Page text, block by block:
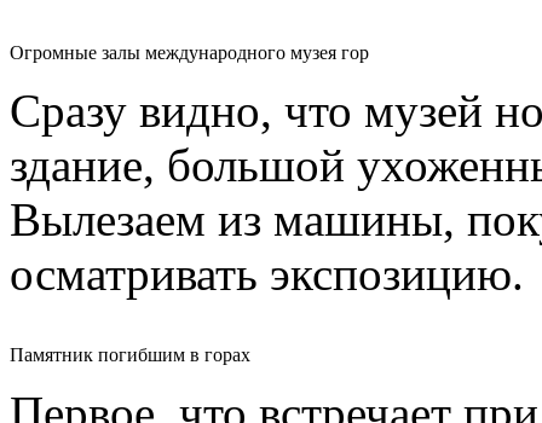
Огромные залы международного музея гор
Сразу видно, что музей
здание, большой
Вылезаем из машины,
осматривать экспозицию.
Памятник погибшим в горах